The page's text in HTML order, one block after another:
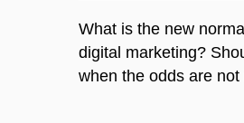
What is the new
digital marketing?
when the odds are